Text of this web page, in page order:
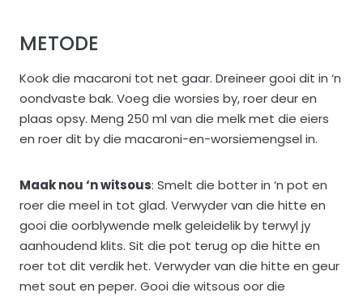
METODE
Kook die macaroni tot net gaar. Dreineer gooi dit in ‘n
oondvaste bak. Voeg die worsies by, roer deur en
plaas opsy. Meng 250 ml van die melk met die eiers
en roer dit by die macaroni-en-worsiemengsel in.
Maak nou ‘n witsous: Smelt die botter in ‘n pot en
roer die meel in tot glad. Verwyder van die hitte en
gooi die oorblywende melk geleidelik by terwyl jy
aanhoudend klits. Sit die pot terug op die hitte en
roer tot dit verdik het. Verwyder van die hitte en geur
met sout en peper. Gooi die witsous oor die